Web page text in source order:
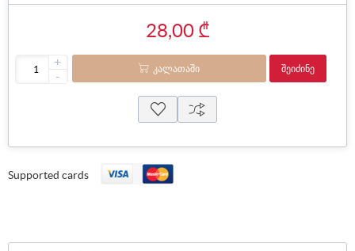
28,00 ₾
+
-
ᲙᲐᲚᲐᲗᲐᲨᲘ ᲨᲔᲘᲫᲘᲜᲔ
Supported cards